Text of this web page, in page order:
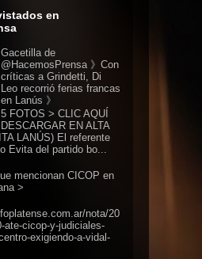
en
Gacetilla de
@HacemosPrensa 》Con
críticas a Grindetti, Di
Leo recorrió ferias francas
en Lanús 》
5 FOTOS > CLIC AQUÍ
EN ALTA
LANÚS) El referente
Evita del partido bo...
mencionan CICOP en
>
nota/20
ate-cicop-y-judiciales-
exigiendo-a-vidal-